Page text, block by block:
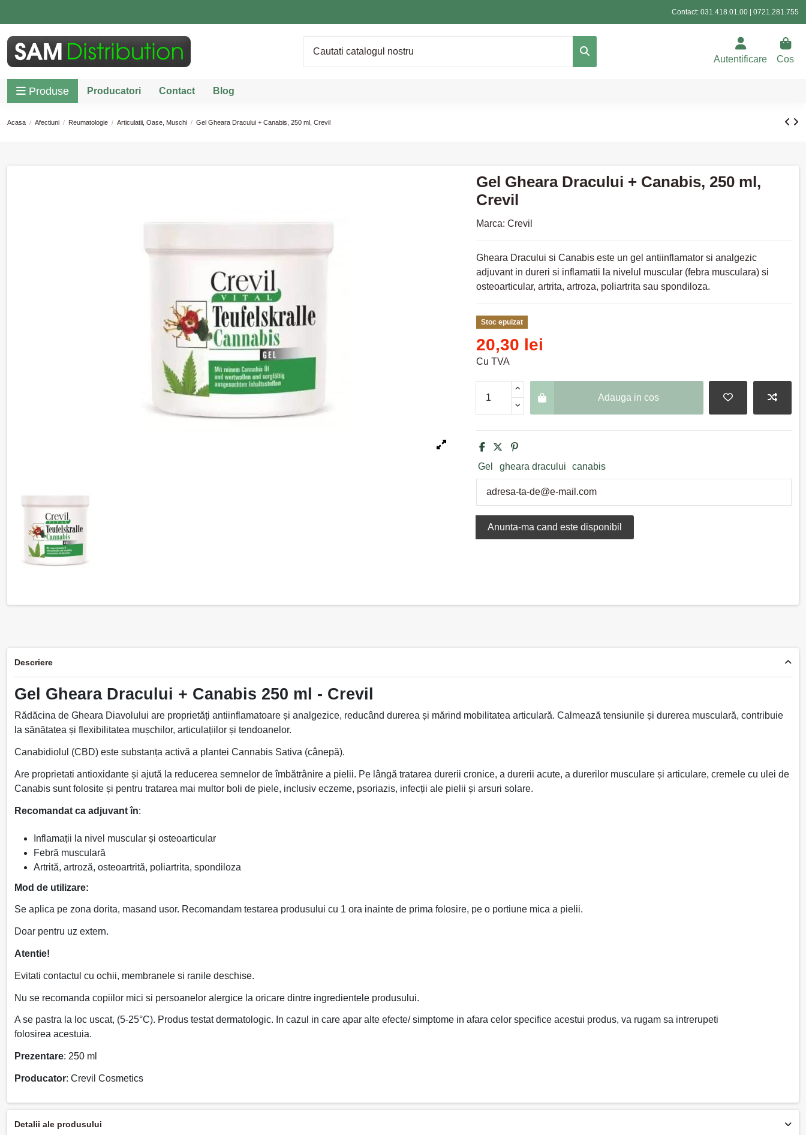
Contact: 031.418.01.00 0721.281.755
Autentificare Cos
Produse Producatori Contact Blog
Acasa Afectiuni Reumatologie Articulatii, Oase, Muschi Gel Gheara Dracului + Canabis, 250 ml, Crevil
Gel Gheara Dracului + Canabis, 250 ml,
Crevil
Marca: Crevil
Gheara Dracului si Canabis este un gel antiinflamator si analgezic
adjuvant in dureri si inflamatii la nivelul muscular (febra musculara) si
osteoarticular, artrita, artroza, poliartrita sau spondiloza.
Stoc epuizat
20,30 lei
Cu TVA
Adauga in cos
Gel gheara dracului canabis
Descriere
Gel Gheara Dracului + Canabis 250 ml - Crevil
Rădăcina de Gheara Diavolului are proprietăți antiinflamatoare și analgezice, reducând durerea și mărind mobilitatea articulară. Calmează tensiunile și durerea musculară, contribuie
la sănătatea și flexibilitatea mușchilor, articulațiilor și tendoanelor.
Canabidiolul (CBD) este substanța activă a plantei Cannabis Sativa (cânepă).
Are proprietati antioxidante și ajută la reducerea semnelor de îmbătrânire a pielii. Pe lângă tratarea durerii cronice, a durerii acute, a durerilor musculare și articulare, cremele cu ulei de
Canabis sunt folosite și pentru tratarea mai multor boli de piele, inclusiv eczeme, psoriazis, infecții ale pielii și arsuri solare.
Recomandat ca adjuvant în:
Inflamații la nivel muscular și osteoarticular
Febră musculară
Artrită, artroză, osteoartrită, poliartrita, spondiloza
Mod de utilizare:
Se aplica pe zona dorita, masand usor. Recomandam testarea produsului cu 1 ora inainte de prima folosire, pe o portiune mica a pielii.
Doar pentru uz extern.
Atentie!
Evitati contactul cu ochii, membranele si ranile deschise.
Nu se recomanda copiilor mici si persoanelor alergice la oricare dintre ingredientele produsului.
A se pastra la loc uscat, (5-25°C). Produs testat dermatologic. In cazul in care apar alte efecte/ simptome in afara celor specifice acestui produs, va rugam sa intrerupeti
folosirea acestuia.
Prezentare: 250 ml
Producator: Crevil Cosmetics
Detalii ale produsului